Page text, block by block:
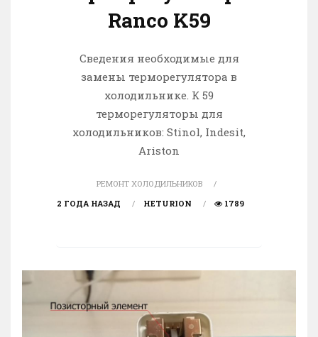
Ranco K59
Сведения необходимые для
замены терморегулятора в
холодильнике. К 59
терморегуляторы для
холодильников: Stinol, Indesit,
Ariston
РЕМОНТ ХОЛОДИЛЬНИКОВ
2 ГОДА НАЗАД
HETURION 1789